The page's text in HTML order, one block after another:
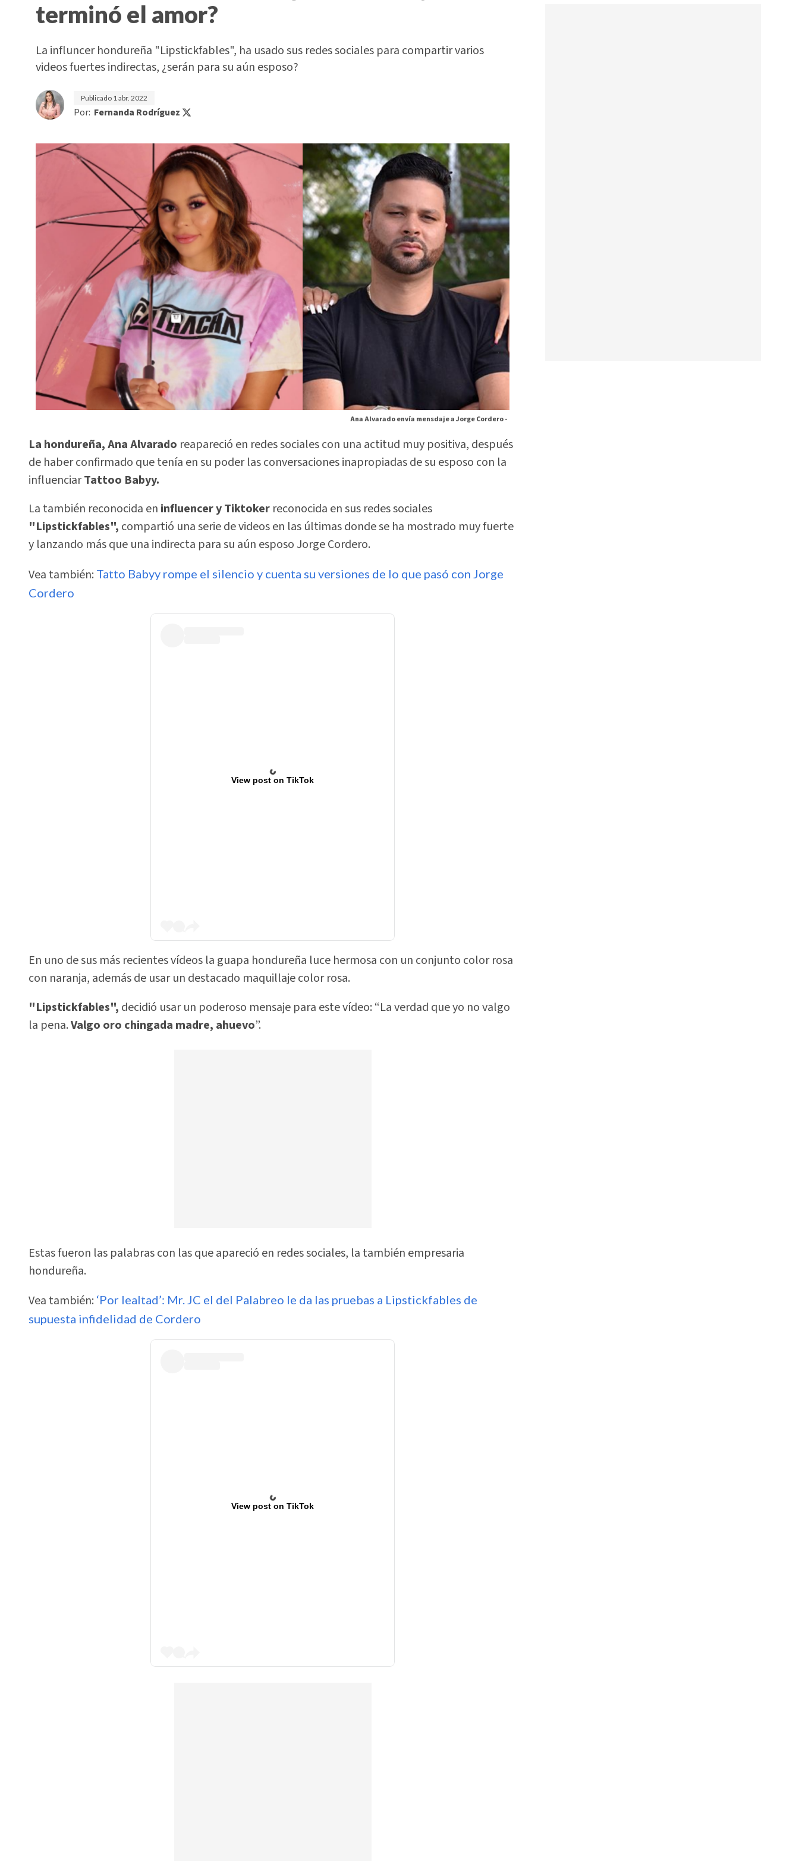
terminó el amor?
La influncer hondureña "Lipstickfables", ha usado sus redes sociales para compartir varios
videos fuertes indirectas, ¿serán para su aún esposo?
Publicado 1 abr. 2022
Por: Fernanda Rodríguez
Ana Alvarado envía mensdaje a Jorge Cordero -
La hondureña, Ana Alvarado reapareció en redes sociales con una actitud muy positiva, después
de haber confirmado que tenía en su poder las conversaciones inapropiadas de su esposo con la
influenciarTattoo Babyy.
La también reconocida en influencer y Tiktoker reconocida en sus redes sociales
"Lipstickfables", compartió una serie de videos en las últimas donde se ha mostrado muy fuerte
y lanzando más que una indirecta para su aún esposo Jorge Cordero.
Vea también: Tatto Babyy rompe el silencio y cuenta su versiones de lo que pasó con Jorge
Cordero
View post on TikTok
En uno de sus más recientes vídeos la guapa hondureña luce hermosa con un conjunto color rosa
con naranja, además de usar un destacado maquillaje color rosa.
"Lipstickfables", decidió usar un poderoso mensaje para este vídeo: “La verdad que yo no valgo
la pena.Valgo oro chingada madre, ahuevo”.
Estas fueron las palabras con las que apareció en redes sociales, la también empresaria
hondureña.
Vea también: ‘Por lealtad’: Mr. JC el del Palabreo le da las pruebas a Lipstickfables de
supuesta infidelidad de Cordero
View post on TikTok